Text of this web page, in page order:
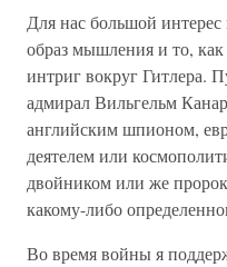
Для нас большой интерес
образ мышления и то,
интриг вокруг Гитлера.
адмирал Вильгельм
английским шпионом,
деятелем или
двойником или же
какому-либо
Во время войны я